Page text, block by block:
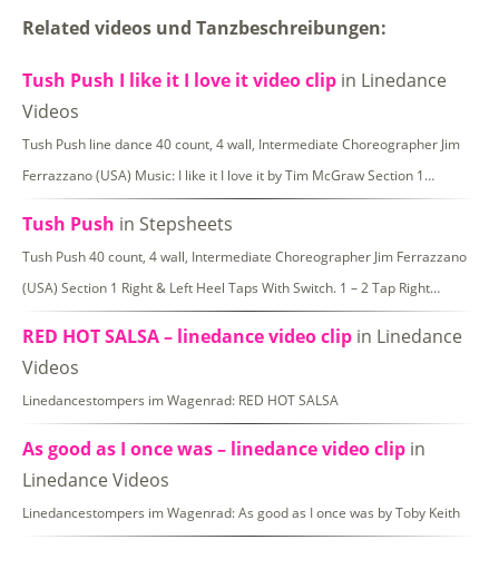
Related videos und Tanzbeschreibungen:
Tush Push I like it I love it video clip in Linedance
Videos
Tush Push line dance 40 count, 4 wall, Intermediate Choreographer Jim
Ferrazzano (USA) Music: I like it I love it by Tim McGraw Section 1…
Tush Push in Stepsheets
Tush Push 40 count, 4 wall, Intermediate Choreographer Jim Ferrazzano
(USA) Section 1 Right & Left Heel Taps With Switch. 1 – 2 Tap Right…
RED HOT SALSA – linedance video clip in Linedance
Videos
Linedancestompers im Wagenrad: RED HOT SALSA
As good as I once was – linedance video clip in
Linedance Videos
Linedancestompers im Wagenrad: As good as I once was by Toby Keith